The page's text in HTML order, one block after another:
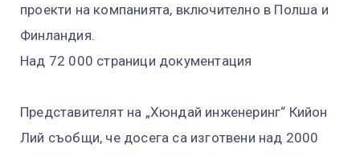
проекти на компанията, включително в Полша и
Финландия.
Над 72 000 страници документация
Представителят на „Хюндай инженеринг“ Кийон
Лий съобщи, че досега са изготвени над 2000